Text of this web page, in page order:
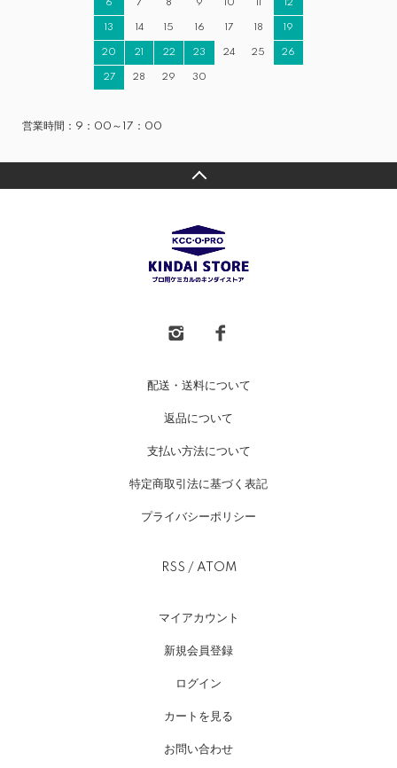
6 7 8 9 10 11 12
13 14 15 16 17 18 19
20 21 22 23 24 25 26
27 28 29 30
営業時間：9：00～17：00
配送・送料について
返品について
支払い方法について
特定商取引法に基づく表記
プライバシーポリシー
RSS / ATOM
マイアカウント
新規会員登録
ログイン
カートを見る
お問い合わせ